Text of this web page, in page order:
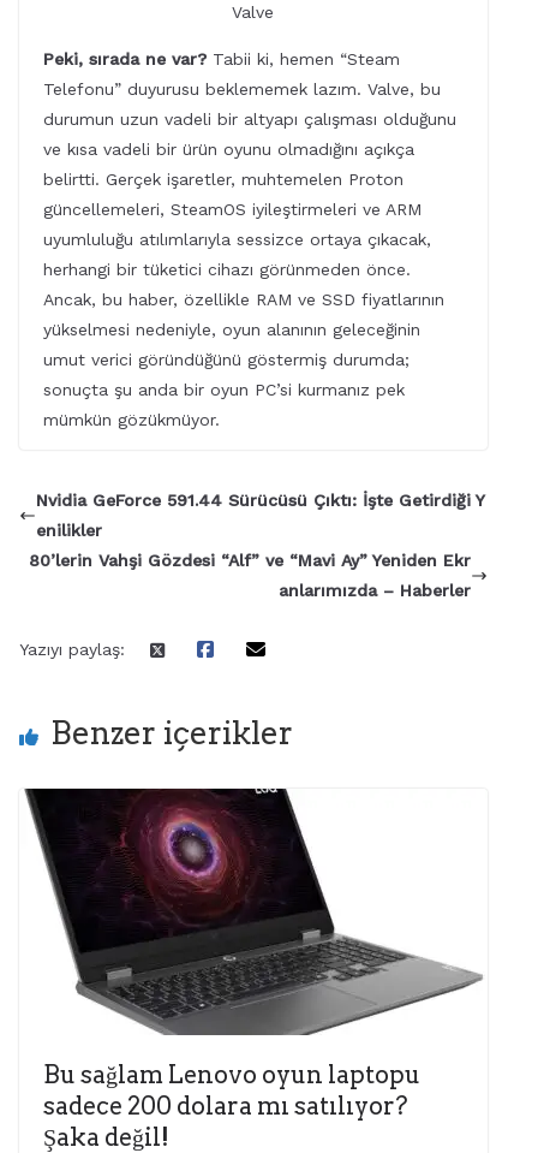
Valve
Peki, sırada ne var? Tabii ki, hemen “Steam
Telefonu” duyurusu beklememek lazım. Valve, bu
durumun uzun vadeli bir altyapı çalışması olduğunu
ve kısa vadeli bir ürün oyunu olmadığını açıkça
belirtti. Gerçek işaretler, muhtemelen Proton
güncellemeleri, SteamOS iyileştirmeleri ve ARM
uyumluluğu atılımlarıyla sessizce ortaya çıkacak,
herhangi bir tüketici cihazı görünmeden önce.
Ancak, bu haber, özellikle RAM ve SSD fiyatlarının
yükselmesi nedeniyle, oyun alanının geleceğinin
umut verici göründüğünü göstermiş durumda;
sonuçta şu anda bir oyun PC’si kurmanız pek
mümkün gözükmüyor.
Nvidia GeForce 591.44 Sürücüsü Çıktı: İşte Getirdiği Y
enilikler
80’lerin Vahşi Gözdesi “Alf” ve “Mavi Ay” Yeniden Ekr
anlarımızda – Haberler
Yazıyı paylaş:
Benzer içerikler
Bu sağlam Lenovo oyun laptopu
sadece 200 dolara mı satılıyor?
Şaka değil!